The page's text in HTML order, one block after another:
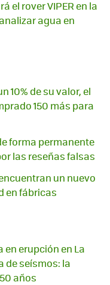
el rover VIPER en la
agua en
10% de su valor, el
150 más para
forma permanente
las reseñas falsas
un nuevo
en fábricas
en erupción en La
de seísmos: la
años